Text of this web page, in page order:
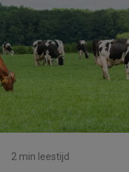
2 min leestijd